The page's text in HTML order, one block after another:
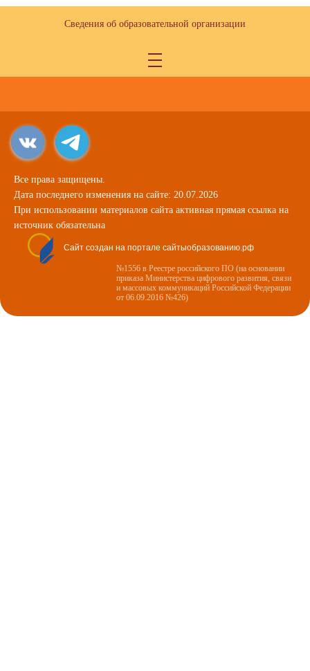
Сведения об образовательной организации
Все права защищены.
Дата последнего изменения на сайте: 20.07.2026
При использовании материалов сайта активная прямая ссылка на
источник обязательна
Сайт создан на портале сайтыобразованию.рф
№1556 в Реестре российского ПО (на основании
приказа Министерства цифрового развития, связи
и массовых коммуникаций Российской Федерации
от 06.09.2016 №426)